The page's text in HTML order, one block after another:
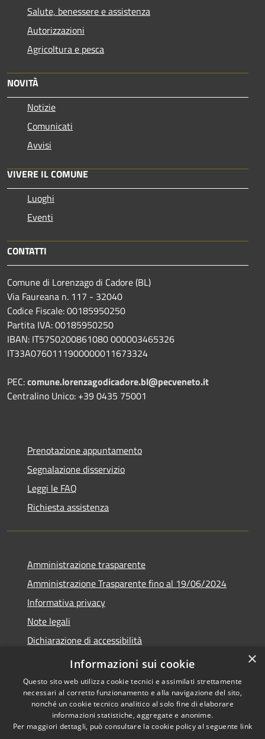
Salute, benessere e assistenza
Autorizzazioni
Agricoltura e pesca
NOVITÀ
Notizie
Comunicati
Avvisi
VIVERE IL COMUNE
Luoghi
Eventi
CONTATTI
Comune di Lorenzago di Cadore (BL)
Via Faureana n. 117 - 32040
Codice Fiscale: 00185950250
Partita IVA: 00185950250
IBAN: IT57S0200861080 000003465326
IT33A0760111900000011673324
PEC:comune.lorenzagodicadore.bl@pecveneto.it
Centralino Unico: +39 0435 75001
Prenotazione appuntamento
Segnalazione disservizio
Leggi le FAQ
Richiesta assistenza
Amministrazione trasparente
Amministrazione Trasparente fino al 19/06/2024
Informativa privacy
Note legali
Dichiarazione di accessibilità
Meccanismo di feedback
Accessibilità
Copyright © 2026 • Comune di
Lorenzago di Cadore • Powered
×
Informazioni sui cookie
Questo sito web utilizza cookie tecnici e assimilati strettamente
necessari al corretto funzionamento e alla navigazione del sito,
nonché un cookie tecnico analitico al solo fine di elaborare
informazioni statistiche, aggregate e anonime.
Per maggiori dettagli, può consultare la cookie policy al seguente link